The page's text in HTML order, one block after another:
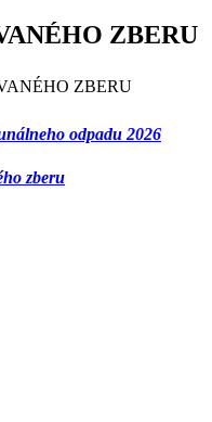
ZBERU
odpadu 2026
zberu